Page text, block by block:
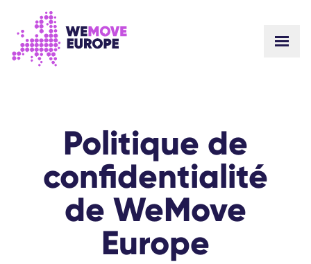
ALLER AU CONTENU PRINCIPAL
PASSER À LA NAVIGATION EN PIED DE PAGE
Politique de
confidentialité
de WeMove
Europe